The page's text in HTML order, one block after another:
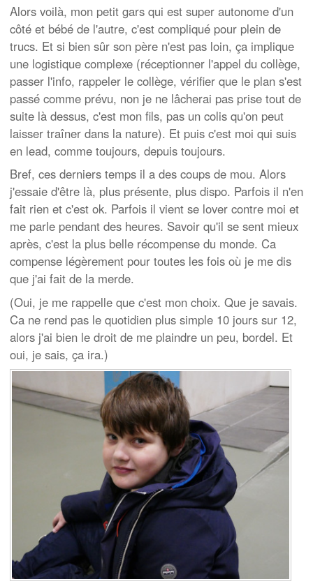
Alors voilà, mon petit gars qui est super autonome d'un
côté et bébé de l'autre, c'est compliqué pour plein de
trucs. Et si bien sûr son père n'est pas loin, ça implique
une logistique complexe (réceptionner l'appel du collège,
passer l'info, rappeler le collège, vérifier que le plan s'est
passé comme prévu, non je ne lâcherai pas prise tout de
suite là dessus, c'est mon fils, pas un colis qu'on peut
laisser traîner dans la nature). Et puis c'est moi qui suis
en lead, comme toujours, depuis toujours.
Bref, ces derniers temps il a des coups de mou. Alors
j'essaie d'être là, plus présente, plus dispo. Parfois il n'en
fait rien et c'est ok. Parfois il vient se lover contre moi et
me parle pendant des heures. Savoir qu'il se sent mieux
après, c'est la plus belle récompense du monde. Ca
compense légèrement pour toutes les fois où je me dis
que j'ai fait de la merde.
(Oui, je me rappelle que c'est mon choix. Que je savais.
Ca ne rend pas le quotidien plus simple 10 jours sur 12,
alors j'ai bien le droit de me plaindre un peu, bordel. Et
oui, je sais, ça ira.)